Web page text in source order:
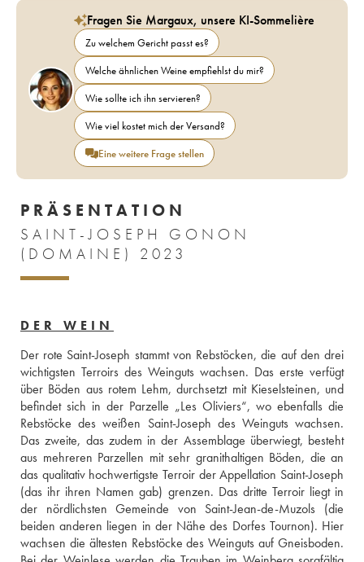
Fragen Sie Margaux, unsere KI-Sommelière
Zu welchem Gericht passt es?
Welche ähnlichen Weine empfiehlst du mir?
Wie sollte ich ihn servieren?
Wie viel kostet mich der Versand?
Eine weitere Frage stellen
PRÄSENTATION
SAINT-JOSEPH GONON
(DOMAINE) 2023
DER WEIN
Der rote Saint-Joseph stammt von Rebstöcken, die auf den drei
wichtigsten Terroirs des Weinguts wachsen. Das erste verfügt
über Böden aus rotem Lehm, durchsetzt mit Kieselsteinen, und
befindet sich in der Parzelle „Les Oliviers“, wo ebenfalls die
Rebstöcke des weißen Saint-Joseph des Weinguts wachsen.
Das zweite, das zudem in der Assemblage überwiegt, besteht
aus mehreren Parzellen mit sehr granithaltigen Böden, die an
das qualitativ hochwertigste Terroir der Appellation Saint-Joseph
(das ihr ihren Namen gab) grenzen. Das dritte Terroir liegt in
der nördlichsten Gemeinde von Saint-Jean-de-Muzols (die
beiden anderen liegen in der Nähe des Dorfes Tournon). Hier
wachsen die ältesten Rebstöcke des Weinguts auf Gneisboden.